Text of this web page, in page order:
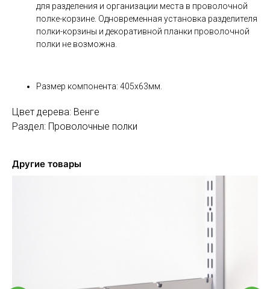
для разделения и организации места в проволочной
полке-корзине. Одновременная установка разделителя
полки-корзины и декоративной планки проволочной
полки не возможна.
Размер компонента: 405х63мм.
Цвет дерева: Венге
Раздел: Проволочные полки
Другие товары